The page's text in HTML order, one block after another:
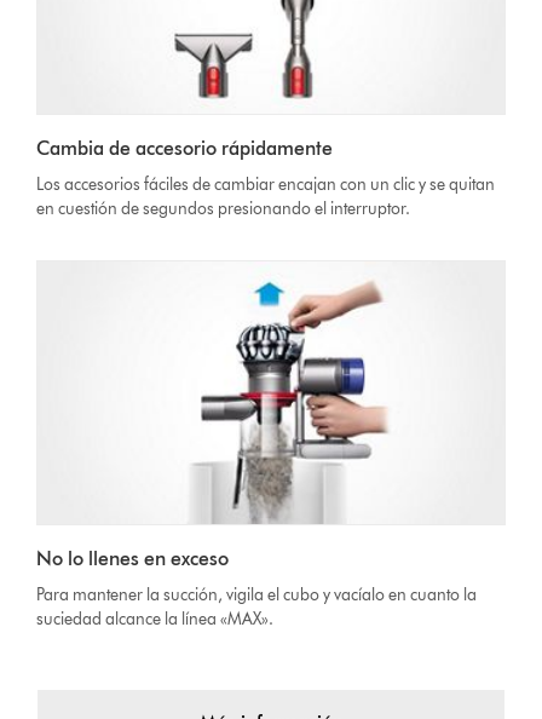
Cambia de accesorio rápidamente
Los accesorios fáciles de cambiar encajan con un clic y se quitan
en cuestión de segundos presionando el interruptor.
No lo llenes en exceso
Para mantener la succión, vigila el cubo y vacíalo en cuanto la
suciedad alcance la línea «MAX».